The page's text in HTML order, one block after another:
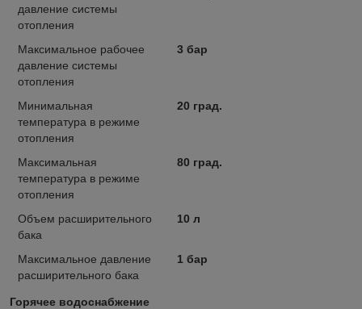
давление системы
отопления
Максимальное рабочее
давление системы
отопления
3 бар
Минимальная
температура в режиме
отопления
20 град.
Максимальная
температура в режиме
отопления
80 град.
Объем расширительного
бака
10 л
Максимальное давление
расширительного бака
1 бар
Горячее водоснабжение